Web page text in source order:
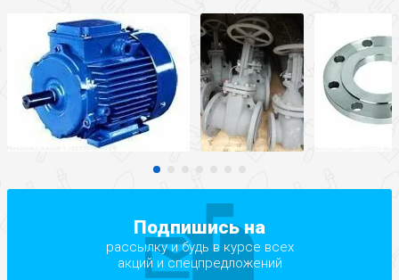
Подпишись на
рассылку и будь в курсе всех
акций и спецпредложений